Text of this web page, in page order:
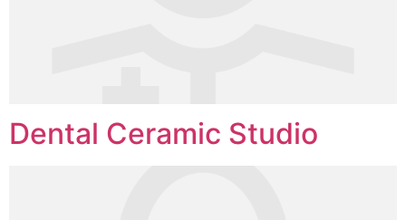
Dental Ceramic Studio